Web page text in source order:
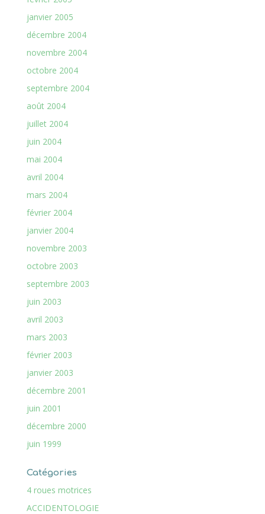
janvier 2005
décembre 2004
novembre 2004
octobre 2004
septembre 2004
août 2004
juillet 2004
juin 2004
mai 2004
avril 2004
mars 2004
février 2004
janvier 2004
novembre 2003
octobre 2003
septembre 2003
juin 2003
avril 2003
mars 2003
février 2003
janvier 2003
décembre 2001
juin 2001
décembre 2000
juin 1999
Catégories
4 roues motrices
ACCIDENTOLOGIE